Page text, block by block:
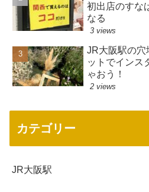
初出店のすな
なる
3 views
JR大阪駅の穴
ットでインス
ゃおう！
2 views
カテゴリー
JR大阪駅